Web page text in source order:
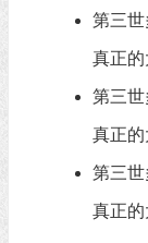
第三
真正
第三
真正
第三
真正